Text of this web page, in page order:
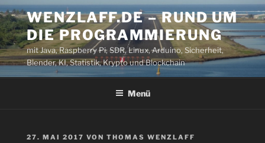
Zum
Inhalt
springen
WENZLAFF.DE – RUND UM
DIE PROGRAMMIERUNG
mit Java, Raspberry Pi, SDR, Linux, Arduino, Sicherheit,
Blender, KI, Statistik, Krypto und Blockchain
Menü
VERÖFFENTLICHT
27. MAI 2017 VON THOMAS WENZLAFF